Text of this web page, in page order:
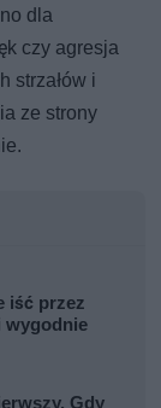
dla
czy agresja
strzałów i
ze strony
iść przez
wygodnie
Gdy